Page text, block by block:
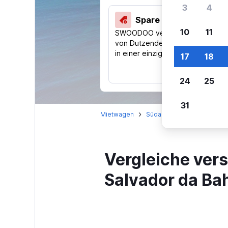
Spare 40 % und mehr
SWOODOO vergleicht Preise
von Dutzenden Reise-Websites
in einer einzigen Suche.
Mietwagen Südamerika
Vergleiche
Salvador da
3 4
10 11
17 18
24 25
31